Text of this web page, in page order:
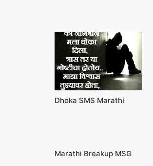
Dhoka SMS Marathi
Marathi Breakup MSG